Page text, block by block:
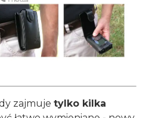
zajmuje tylko kilka